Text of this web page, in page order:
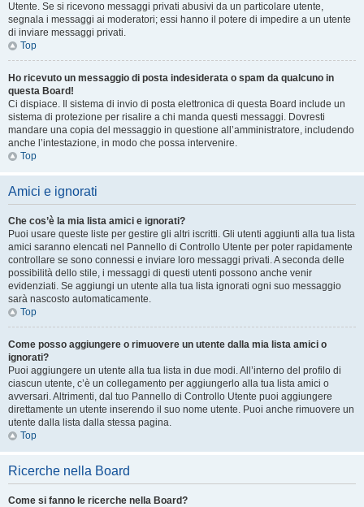
Utente. Se si ricevono messaggi privati ​​abusivi da un particolare utente,
segnala i messaggi ai moderatori; essi hanno il potere di impedire a un utente
di inviare messaggi privati​​.
Top
Ho ricevuto un messaggio di posta indesiderata o spam da qualcuno in
questa Board!
Ci dispiace. Il sistema di invio di posta elettronica di questa Board include un
sistema di protezione per risalire a chi manda questi messaggi. Dovresti
mandare una copia del messaggio in questione all’amministratore, includendo
anche l’intestazione, in modo che possa intervenire.
Top
Amici e ignorati
Che cos’è la mia lista amici e ignorati?
Puoi usare queste liste per gestire gli altri iscritti. Gli utenti aggiunti alla tua lista
amici saranno elencati nel Pannello di Controllo Utente per poter rapidamente
controllare se sono connessi e inviare loro messaggi privati. A seconda delle
possibilità dello stile, i messaggi di questi utenti possono anche venir
evidenziati. Se aggiungi un utente alla tua lista ignorati ogni suo messaggio
sarà nascosto automaticamente.
Top
Come posso aggiungere o rimuovere un utente dalla mia lista amici o
ignorati?
Puoi aggiungere un utente alla tua lista in due modi. All’interno del profilo di
ciascun utente, c’è un collegamento per aggiungerlo alla tua lista amici o
avversari. Altrimenti, dal tuo Pannello di Controllo Utente puoi aggiungere
direttamente un utente inserendo il suo nome utente. Puoi anche rimuovere un
utente dalla lista dalla stessa pagina.
Top
Ricerche nella Board
Come si fanno le ricerche nella Board?